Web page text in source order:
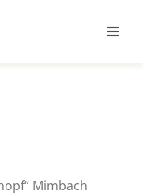
Mimbach